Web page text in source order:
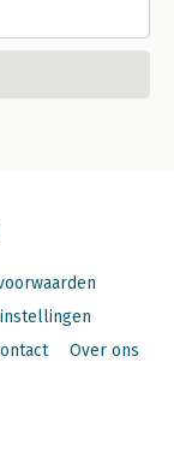
Over ons